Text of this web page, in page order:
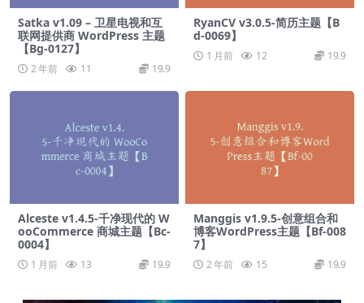
Satka v1.09 – 卫星电视和互
联网提供商 WordPress 主题
【Bg-0127】
2 年前 11 19.9
RyanCV v3.0.5-简历主题【B
d-0069】
1 月前 12 19.9
Alceste v1.4.5-千净现代的 W
ooCommerce 商城主题【Bc-
0004】
1 月前 13 19.9
Manggis v1.9.5-创意组合和
博客WordPress主题【Bf-008
7】
2 年前 15 19.9